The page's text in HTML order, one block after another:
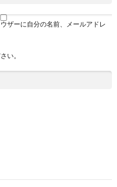
ザーに自分の名前、メールアドレ
い。